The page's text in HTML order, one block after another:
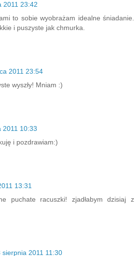
2011 23:42
to sobie wyobrażam idealne śniadanie.
i puszyste jak chmurka.
2011 23:54
wyszły! Mniam :)
2011 10:33
i pozdrawiam:)
13:31
puchate racuszki! zjadłabym dzisiaj z
sierpnia 2011 11:30